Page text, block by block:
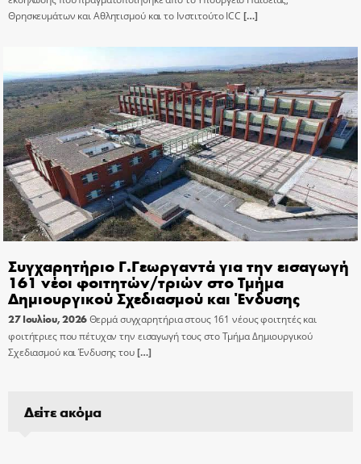
Θρησκευμάτων και Αθλητισμού και το Ινστιτούτο ICC […]
Συγχαρητήριο Γ.Γεωργαντά για την εισαγωγή
161 νέοι φοιτητών/τριών στο Τμήμα
Δημιουργικού Σχεδιασμού και Ένδυσης
27 Ιουλίου, 2026Θερμά συγχαρητήρια στους 161 νέους φοιτητές και
φοιτήτριες που πέτυχαν την εισαγωγή τους στο Τμήμα Δημιουργικού
Σχεδιασμού και Ένδυσης του[…]
Δείτε ακόμα